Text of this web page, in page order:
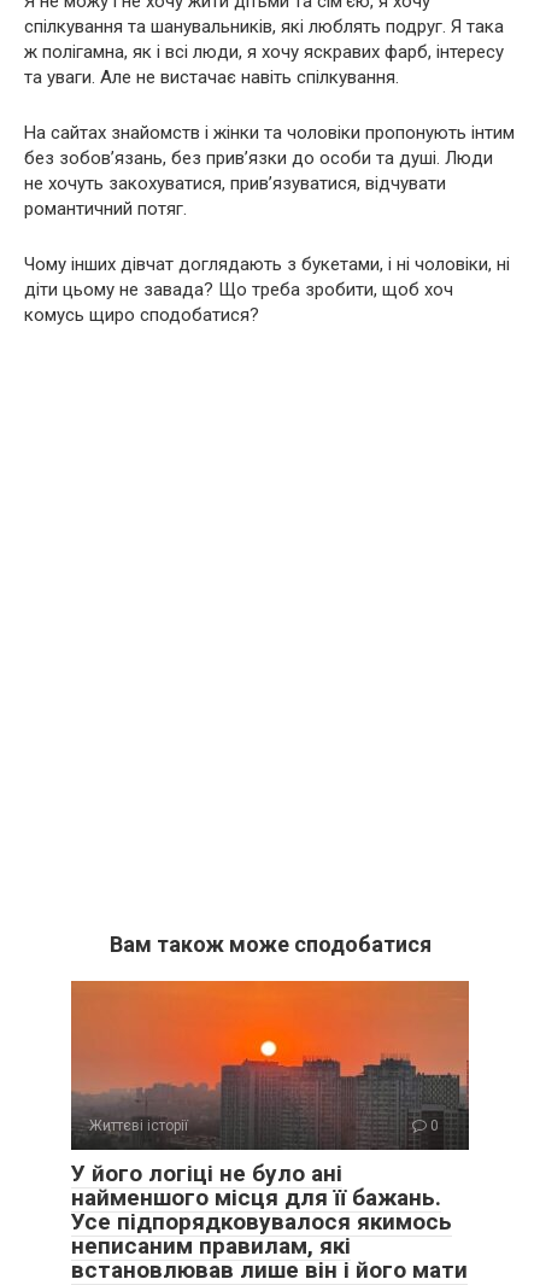
спілкування та шанувальників, які люблять подруг. Я така
ж полігамна, як і всі люди, я хочу яскравих фарб, інтересу
та уваги. Але не вистачає навіть спілкування.
На сайтах знайомств і жінки та чоловіки пропонують інтим
без зобов’язань, без прив’язки до особи та душі. Люди
не хочуть закохуватися, прив’язуватися, відчувати
романтичний потяг.
Чому інших дівчат доглядають з букетами, і ні чоловіки, ні
діти цьому не завада? Що треба зробити, щоб хоч
комусь щиро сподобатися?
Вам також може сподобатися
Життєві історії 0
У його логіці не було ані
найменшого місця для її бажань.
Усе підпорядковувалося якимось
неписаним правилам, які
встановлював лише він і його мати